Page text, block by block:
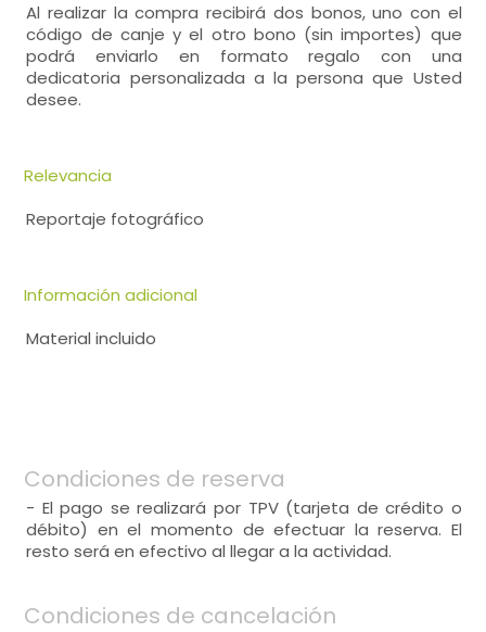
Al realizar la compra recibirá dos bonos, uno con el
código de canje y el otro bono (sin importes) que
podrá enviarlo en formato regalo con una
dedicatoria personalizada a la persona que Usted
desee.
Relevancia
Reportaje fotográfico
Información adicional
Material incluido
Condiciones de reserva
- El pago se realizará por TPV (tarjeta de crédito o
débito) en el momento de efectuar la reserva. El
resto será en efectivo al llegar a la actividad.
Condiciones de cancelación